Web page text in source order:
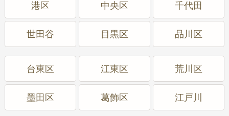
港区 中央区 千代田
世田谷 目黒区 品川区
台東区 江東区 荒川区
墨田区 葛飾区 江戸川